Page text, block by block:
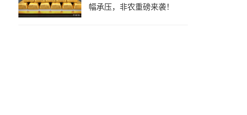
幅承压，非农重磅来袭！